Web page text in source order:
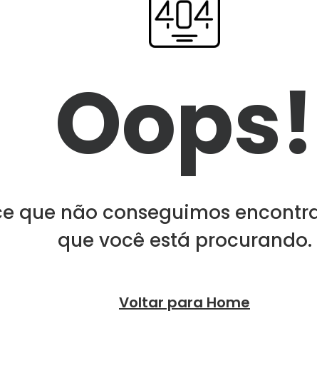
Oops!
que não conseguimos
que você está procurando.
Voltar para Home